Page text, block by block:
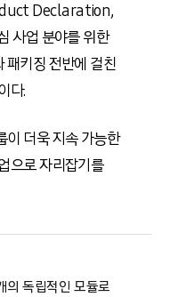
Declaration,
사업 분야를 위한
패키징 전반에 걸친
다.
이 더욱 지속 가능한
으로 자리잡기를
의 독립적인 모듈로